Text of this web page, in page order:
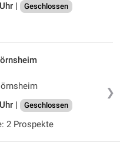
|
Geschlossen
❯
|
Geschlossen
2 Prospekte